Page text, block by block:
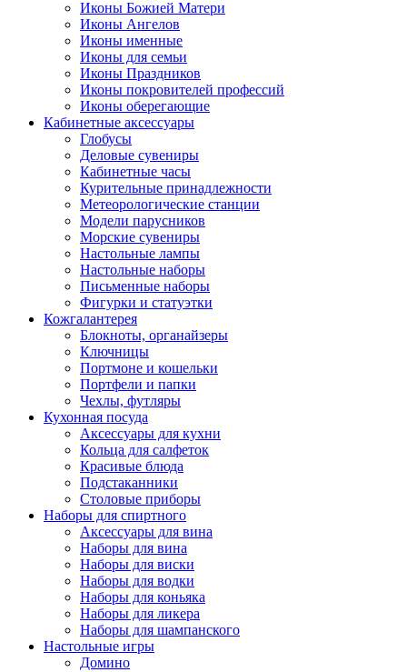
Иконы Божией Матери
Иконы Ангелов
Иконы именные
Иконы для семьи
Иконы Праздников
Иконы покровителей профессий
Иконы оберегающие
Кабинетные аксессуары
Глобусы
Деловые сувениры
Кабинетные часы
Курительные принадлежности
Метеорологические станции
Модели парусников
Морские сувениры
Настольные лампы
Настольные наборы
Письменные наборы
Фигурки и статуэтки
Кожгалантерея
Блокноты, органайзеры
Ключницы
Портмоне и кошельки
Портфели и папки
Чехлы, футляры
Кухонная посуда
Аксессуары для кухни
Кольца для салфеток
Красивые блюда
Подстаканники
Столовые приборы
Наборы для спиртного
Аксессуары для вина
Наборы для вина
Наборы для виски
Наборы для водки
Наборы для коньяка
Наборы для ликера
Наборы для шампанского
Настольные игры
Домино